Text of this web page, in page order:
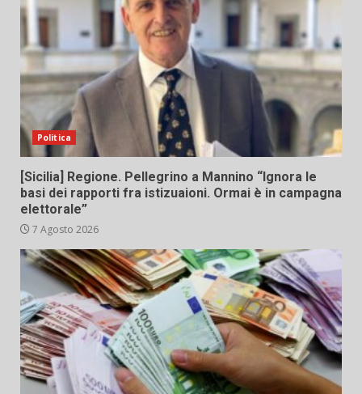
Politica
[Sicilia] Regione. Pellegrino a Mannino “Ignora le
basi dei rapporti fra istizuaioni. Ormai è in campagna
elettorale”
7 Agosto 2026